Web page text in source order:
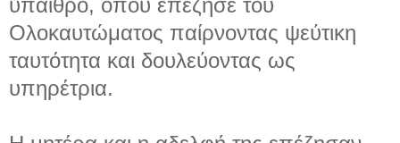
Ολοκαυτώματος παίρνοντας ψεύτικη
ταυτότητα και δουλεύοντας ως
υπηρέτρια.